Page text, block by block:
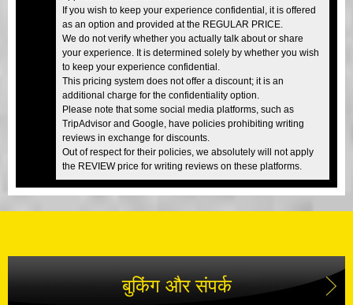
If you wish to keep your experience confidential, it is offered
as an option and provided at the REGULAR PRICE.
We do not verify whether you actually talk about or share
your experience. It is determined solely by whether you wish
to keep your experience confidential.
This pricing system does not offer a discount; it is an
additional charge for the confidentiality option.
Please note that some social media platforms, such as
TripAdvisor and Google, have policies prohibiting writing
reviews in exchange for discounts.
Out of respect for their policies, we absolutely will not apply
the REVIEW price for writing reviews on these platforms.
बुकिंग और संपर्क